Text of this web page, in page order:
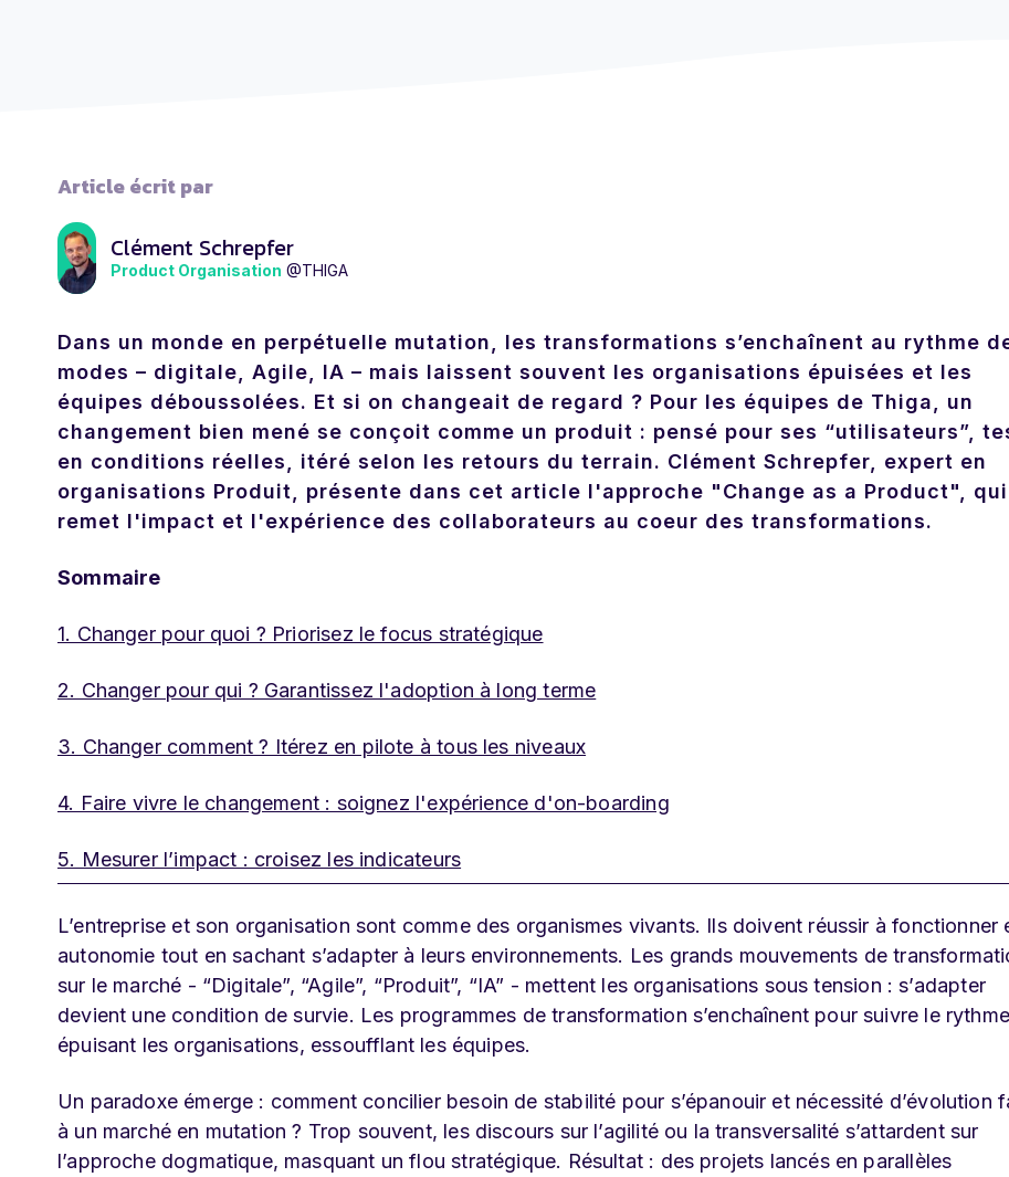
Article écrit par
Clément Schrepfer
Product Organisation @THIGA
Dans un monde en perpétuelle mutation, les transformations s’enchaînent au rythme
modes – digitale, Agile, IA – mais laissent souvent les organisations épuisées et les
équipes déboussolées. Et si on changeait de regard ? Pour les équipes de Thiga, un
changement bien mené se conçoit comme un produit : pensé pour ses “utilisateurs”,
en conditions réelles, itéré selon les retours du terrain. Clément Schrepfer, expert en
organisations Produit, présente dans cet article l'approche "Change as a Product", qui
remet l'impact et l'expérience des collaborateurs au coeur des transformations.
Sommaire
1. Changer pour quoi ? Priorisez le focus stratégique
2. Changer pour qui ? Garantissez l'adoption à long terme
3. Changer comment ? Itérez en pilote à tous les niveaux
4. Faire vivre le changement : soignez l'expérience d'on-boarding
5. Mesurer l’impact : croisez les indicateurs
L’entreprise et son organisation sont comme des organismes vivants. Ils doivent réussir à fonctionner
autonomie tout en sachant s’adapter à leurs environnements. Les grands mouvements de
sur le marché - “Digitale”, “Agile”, “Produit”, “IA” - mettent les organisations sous tension : s’adapter
devient une condition de survie. Les programmes de transformation s’enchaînent pour suivre le
épuisant les organisations, essoufflant les équipes.
Un paradoxe émerge : comment concilier besoin de stabilité pour s’épanouir et nécessité d’évolution
à un marché en mutation ? Trop souvent, les discours sur l’agilité ou la transversalité s’attardent sur
l’approche dogmatique, masquant un flou stratégique. Résultat : des projets lancés en parallèles